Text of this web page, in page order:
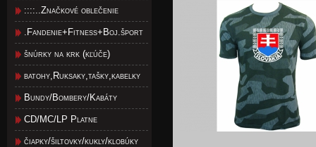
::::..Značkové oblečenie
.Fandenie+Fitness+Boj.šport
šnúrky na krk (kľúče)
batohy,Ruksaky,tašky,kabelky
Bundy/Bombery/Kabáty
CD/MC/LP Platne
čiapky/šiltovky/kukly/klobúky